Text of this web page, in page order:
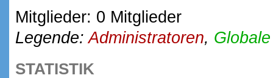
Mitglieder: 0 Mitglieder
Legende:Administratoren,
STATISTIK